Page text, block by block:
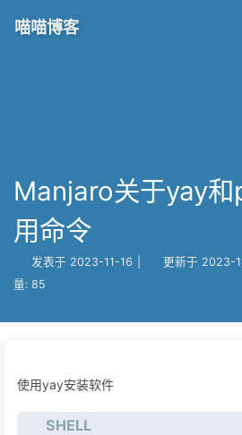
喵喵博客
Manjaro关于yay
用命令
发表于 2023-11-16 更新于 2023-
量: 85
使用yay安装软件
SHELL